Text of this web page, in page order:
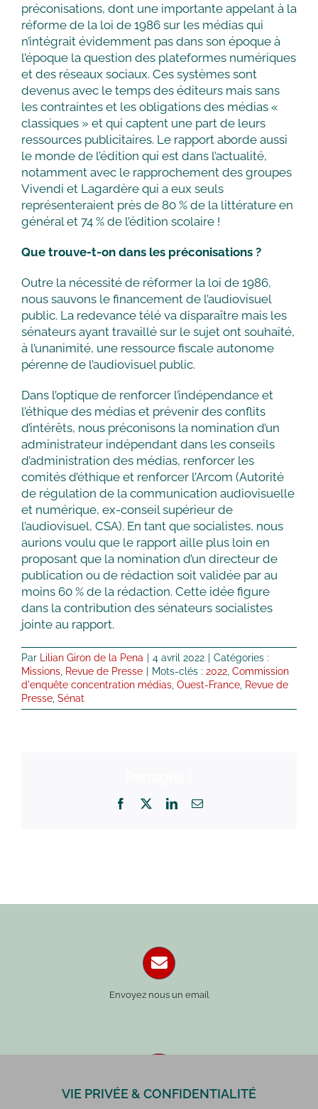
préconisations, dont une importante appelant à la
réforme de la loi de 1986 sur les médias qui
n’intégrait évidemment pas dans son époque à
l’époque la question des plateformes numériques
et des réseaux sociaux. Ces systèmes sont
devenus avec le temps des éditeurs mais sans
les contraintes et les obligations des médias «
classiques » et qui captent une part de leurs
ressources publicitaires. Le rapport aborde aussi
le monde de l’édition qui est dans l’actualité,
notamment avec le rapprochement des groupes
Vivendi et Lagardère qui a eux seuls
représenteraient près de 80 % de la littérature en
général et 74 % de l’édition scolaire !
Que trouve-t-on dans les préconisations ?
Outre la nécessité de réformer la loi de 1986,
nous sauvons le financement de l’audiovisuel
public. La redevance télé va disparaître mais les
sénateurs ayant travaillé sur le sujet ont souhaité,
à l’unanimité, une ressource fiscale autonome
pérenne de l’audiovisuel public.
Dans l’optique de renforcer l’indépendance et
l’éthique des médias et prévenir des conflits
d’intérêts, nous préconisons la nomination d’un
administrateur indépendant dans les conseils
d’administration des médias, renforcer les
comités d’éthique et renforcer l’Arcom (Autorité
de régulation de la communication audiovisuelle
et numérique, ex-conseil supérieur de
l’audiovisuel, CSA). En tant que socialistes, nous
aurions voulu que le rapport aille plus loin en
proposant que la nomination d’un directeur de
publication ou de rédaction soit validée par au
moins 60 % de la rédaction. Cette idée figure
dans la contribution des sénateurs socialistes
jointe au rapport.
Par Lilian Giron de la Pena 4 avril 2022
Catégories :
Missions Revue de Presse Mots-clés : 2022 Commission
d'enquête concentration médias Ouest-France Revue de
Presse Sénat
Facebook LinkedInEmail
Envoyez nous un email
Paris : 01 42 34 14 59
VIE PRIVÉE & CONFIDENTIALITÉ